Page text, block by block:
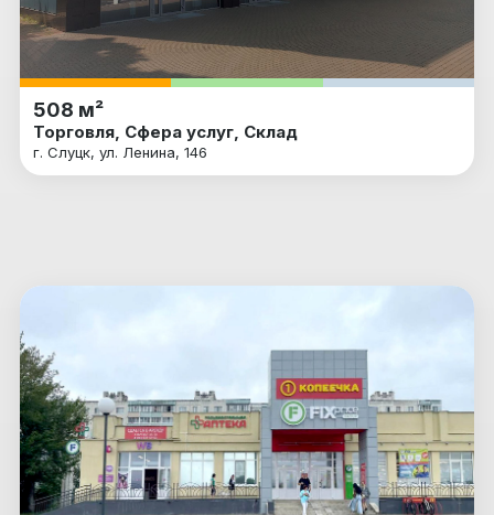
508 м²
Торговля, Сфера услуг, Склад
г. Слуцк, ул. Ленина, 146